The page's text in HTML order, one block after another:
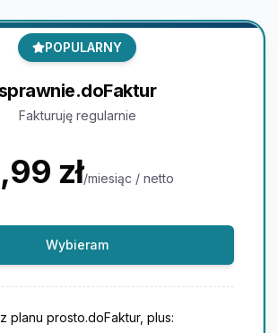
POPULARNY
sprawnie.doFaktur
Fakturuję regularnie
zł/miesiąc / netto
Wybieram
planu prosto.doFaktur, plus: